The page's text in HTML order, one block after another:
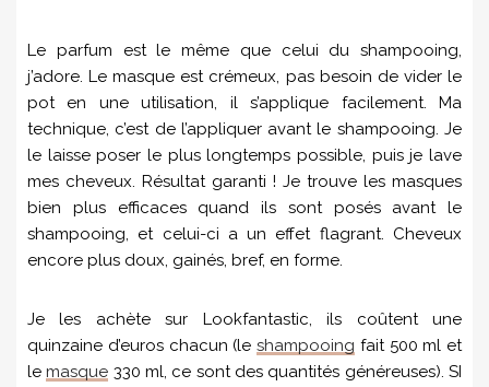
Le parfum est le même que celui du shampooing,
j’adore. Le masque est crémeux, pas besoin de vider le
pot en une utilisation, il s’applique facilement. Ma
technique, c’est de l’appliquer avant le shampooing. Je
le laisse poser le plus longtemps possible, puis je lave
mes cheveux. Résultat garanti ! Je trouve les masques
bien plus efficaces quand ils sont posés avant le
shampooing, et celui-ci a un effet flagrant. Cheveux
encore plus doux, gainés, bref, en forme.
Je les achète sur Lookfantastic, ils coûtent une
quinzaine d’euros chacun (le shampooing fait 500 ml et
lemasque 330 ml, ce sont des quantités généreuses). SI